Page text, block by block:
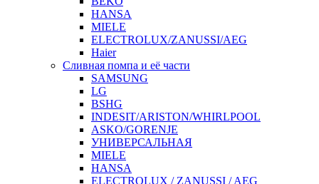
HANSA
MIELE
ELECTROLUX/ZANUSSI/AEG
Haier
Сливная помпа и её части
SAMSUNG
LG
BSHG
INDESIT/ARISTON/WHIRLPOOL
ASKO/GORENJE
УНИВЕРСАЛЬНАЯ
MIELE
HANSA
ELECTROLUX / ZANUSSI / AEG